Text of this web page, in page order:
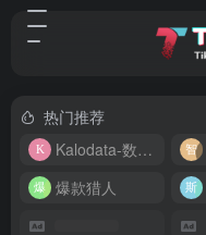
热门推荐
Kalodata-数据分析平台
爆款猎人